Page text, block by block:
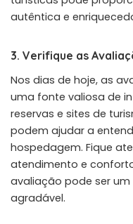
autêntica e
3. Verifique as
Nos dias de hoje, as
uma fonte valiosa de
reservas e sites de
podem ajudar a
hospedagem. Fique
atendimento e
avaliação pode ser
agradável.